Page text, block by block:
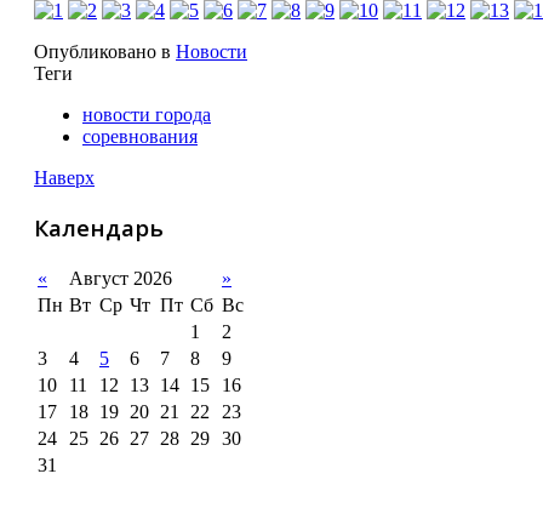
Опубликовано в Новости
Теги
новости города
соревнования
Наверх
Календарь
« Август 2026
»
Пн Вт Ср Чт Пт Сб Вс
1
2
3
4 5 6 7 8
9
10
11 12 13 14 15
16
17
18 19 20 21 22
23
24
25 26 27 28 29 30
31